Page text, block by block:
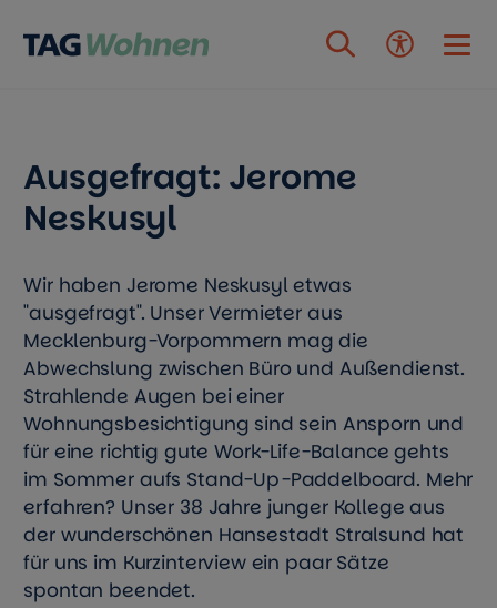
Ausgefragt: Jerome
Neskusyl
Wir haben Jerome Neskusyl etwas
"ausgefragt". Unser Vermieter aus
Mecklenburg-Vorpommern mag die
Abwechslung zwischen Büro und Außendienst.
Strahlende Augen bei einer
Wohnungsbesichtigung sind sein Ansporn und
für eine richtig gute Work-Life-Balance gehts
im Sommer aufs Stand-Up-Paddelboard. Mehr
erfahren? Unser 38 Jahre junger Kollege aus
der wunderschönen Hansestadt Stralsund hat
für uns im Kurzinterview ein paar Sätze
spontan beendet.